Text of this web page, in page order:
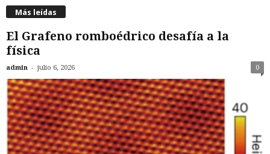
Más leídas
El Grafeno romboédrico desafía a la
física
admin - julio 6, 2026 0